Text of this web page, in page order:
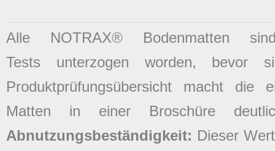
Alle NOTRAX® Bodenmatten
Tests unterzogen worden, bevor
Produktprüfungsübersicht macht die
Matten in einer Broschüre
Abnutzungsbeständigkeit: Dieser